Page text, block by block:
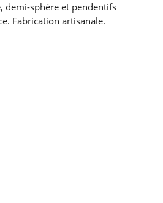
demi-sphère et pendentifs
Fabrication artisanale.